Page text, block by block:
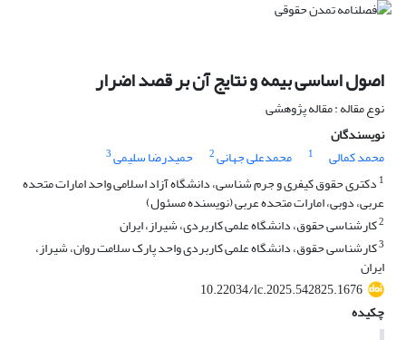
اصول اساسی بیمه و نتایج آن بر قصد اضرار
نوع مقاله : مقاله پژوهشی
نویسندگان
محمد کمالی
1 محمدعلی جهانی2 حمیدرضا سلیمی3
1 دکتری حقوق کیفری و جرم شناسی، دانشگاه آزاد اسلامی واحد امارات متحده
عربی، دوبی، امارات متحده عربی (نویسنده مسئول)
2کارشناسی حقوق، دانشگاه علمی کاربردی، شیراز، ایران
3کارشناسی حقوق، دانشگاه علمی کاربردی واحد پارک سلامت روان، شیراز،
ایران
10.22034/lc.2025.542825.1676
چکیده